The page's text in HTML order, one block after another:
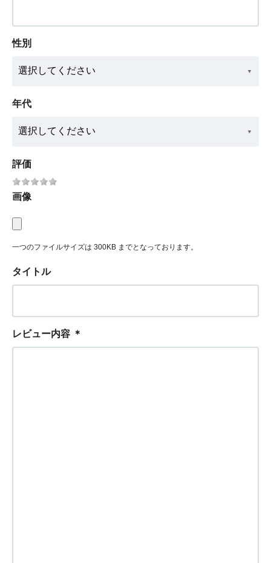
性別
年代
評価
画像
一つのファイルサイズは 300KB までとなっております。
タイトル
レビュー内容 ＊